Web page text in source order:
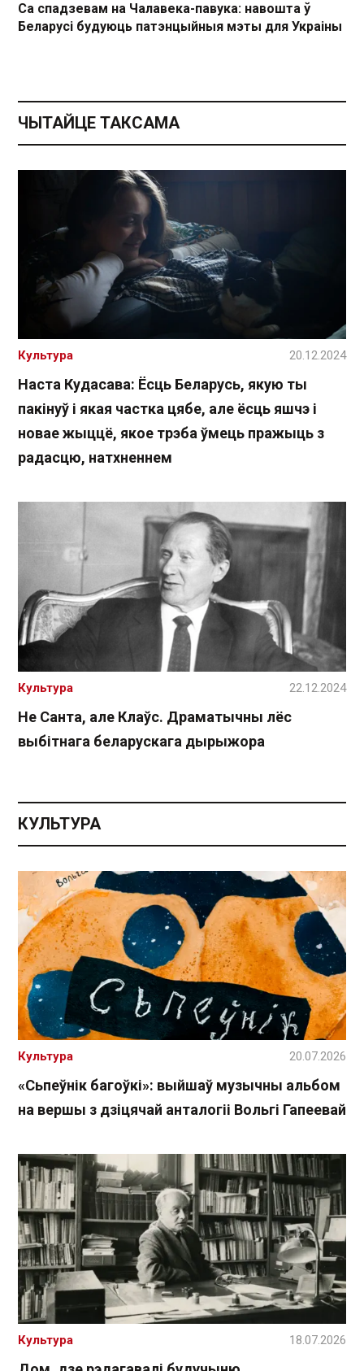
Са спадзевам на Чалавека-павука: навошта ў
Беларусі будуюць патэнцыйныя мэты для Украіны
ЧЫТАЙЦЕ ТАКСАМА
Наста Кудасава: Ёсць Беларусь, якую ты
пакінуў і якая частка цябе, але ёсць яшчэ і
новае жыццё, якое трэба ўмець пражыць з
радасцю, натхненнем
Культура 20.12.2024
Не Санта, але Клаўс. Драматычны лёс
выбітнага беларускага дырыжора
Культура 22.12.2024
КУЛЬТУРА
«Сьпеўнік багоўкі»: выйшаў музычны альбом
на вершы з дзіцячай анталогіі Вольгі Гапеевай
Культура 20.07.2026
Культура 18.07.2026